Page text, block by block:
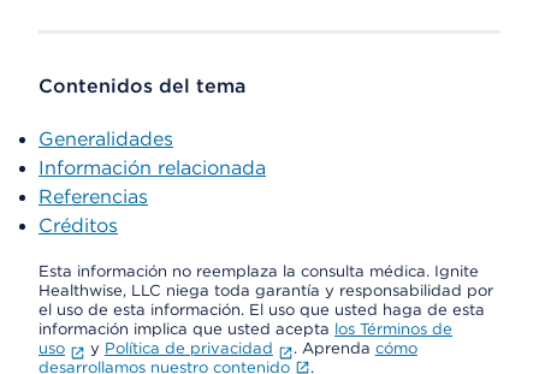
Contenidos del tema
Generalidades
Información relacionada
Referencias
Créditos
Esta información no reemplaza la consulta médica. Ignite
Healthwise, LLC niega toda garantía y responsabilidad por
el uso de esta información. El uso que usted haga de esta
información implica que usted acepta los Términos de
uso
y Política de privacidad . Aprenda cómo
desarrollamos nuestro contenido
.